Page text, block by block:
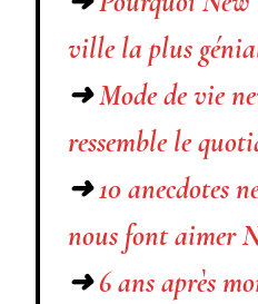
ville la plus
➜Mode de vie
ressemble le
➜10 anecdotes
nous font aimer
➜6 ans après